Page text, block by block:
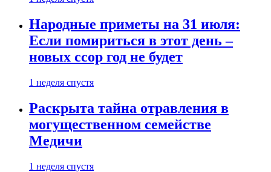
Народные приметы на 31 июля:
Если помириться в этот день –
новых ссор год не будет
1 неделя спустя
Раскрыта тайна отравления в
могущественном семействе
Медичи
1 неделя спустя